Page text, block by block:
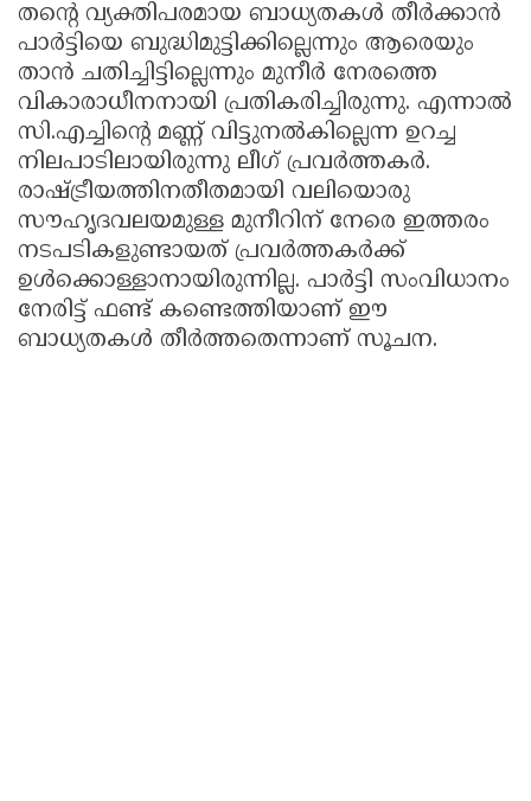
തന്റെ വ്യക്തിപരമായ ബാധ്യതകൾ തീർക്കാൻ
പാർട്ടിയെ ബുദ്ധിമുട്ടിക്കില്ലെന്നും ആരെയും
താൻ ചതിച്ചിട്ടില്ലെന്നും മുനീർ നേരത്തെ
വികാരാധീനനായി പ്രതികരിച്ചിരുന്നു. എന്നാൽ
സി.എച്ചിന്റെ മണ്ണ് വിട്ടുനൽകില്ലെന്ന ഉറച്ച
നിലപാടിലായിരുന്നു ലീഗ് പ്രവർത്തകർ.
രാഷ്ട്രീയത്തിനതീതമായി വലിയൊരു
സൗഹൃദവലയമുള്ള മുനീറിന് നേരെ ഇത്തരം
നടപടികളുണ്ടായത് പ്രവർത്തകർക്ക്
ഉൾക്കൊള്ളാനായിരുന്നില്ല. പാർട്ടി സംവിധാനം
നേരിട്ട് ഫണ്ട് കണ്ടെത്തിയാണ് ഈ
ബാധ്യതകൾ തീർത്തതെന്നാണ് സൂചന.